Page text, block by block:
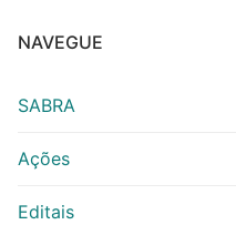
NAVEGUE
SABRA
Ações
Editais